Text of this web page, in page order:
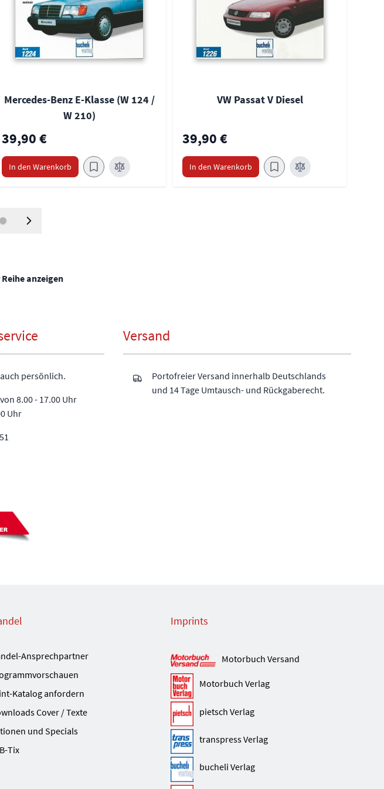
Mercedes-Benz E-Klasse (W 124 /
W 210)
39,90 €
In den Warenkorb
VW Passat V Diesel
39,90 €
In den Warenkorb
anzeigen
persönlich.
8.00 - 17.00 Uhr
Uhr
Versand
Portofreier Versand innerhalb Deutschlands
und 14 Tage Umtausch- und Rückgaberecht.
Ansprechpartner
Katalog anfordern
Cover / Texte
und Specials
Tix
Imprints
Motorbuch Versand
Motorbuch Verlag
pietsch Verlag
transpress Verlag
bucheli Verlag